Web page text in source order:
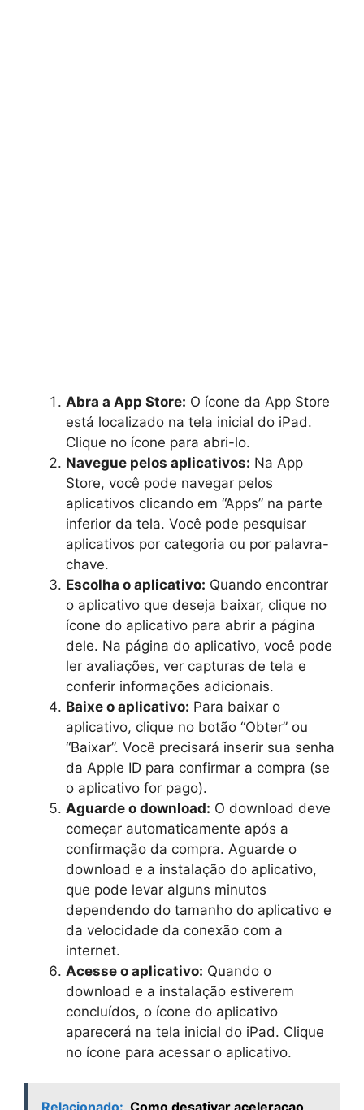
Abra a App Store: O ícone da App Store
está localizado na tela inicial do iPad.
Clique no ícone para abri-lo.
Navegue pelos aplicativos: Na App
Store, você pode navegar pelos
aplicativos clicando em “Apps” na parte
inferior da tela. Você pode pesquisar
aplicativos por categoria ou por palavra-
chave.
Escolha o aplicativo: Quando encontrar
o aplicativo que deseja baixar, clique no
ícone do aplicativo para abrir a página
dele. Na página do aplicativo, você pode
ler avaliações, ver capturas de tela e
conferir informações adicionais.
Baixe o aplicativo: Para baixar o
aplicativo, clique no botão “Obter” ou
“Baixar”. Você precisará inserir sua senha
da Apple ID para confirmar a compra (se
o aplicativo for pago).
Aguarde o download: O download deve
começar automaticamente após a
confirmação da compra. Aguarde o
download e a instalação do aplicativo,
que pode levar alguns minutos
dependendo do tamanho do aplicativo e
da velocidade da conexão com a
internet.
Acesse o aplicativo: Quando o
download e a instalação estiverem
concluídos, o ícone do aplicativo
aparecerá na tela inicial do iPad. Clique
no ícone para acessar o aplicativo.